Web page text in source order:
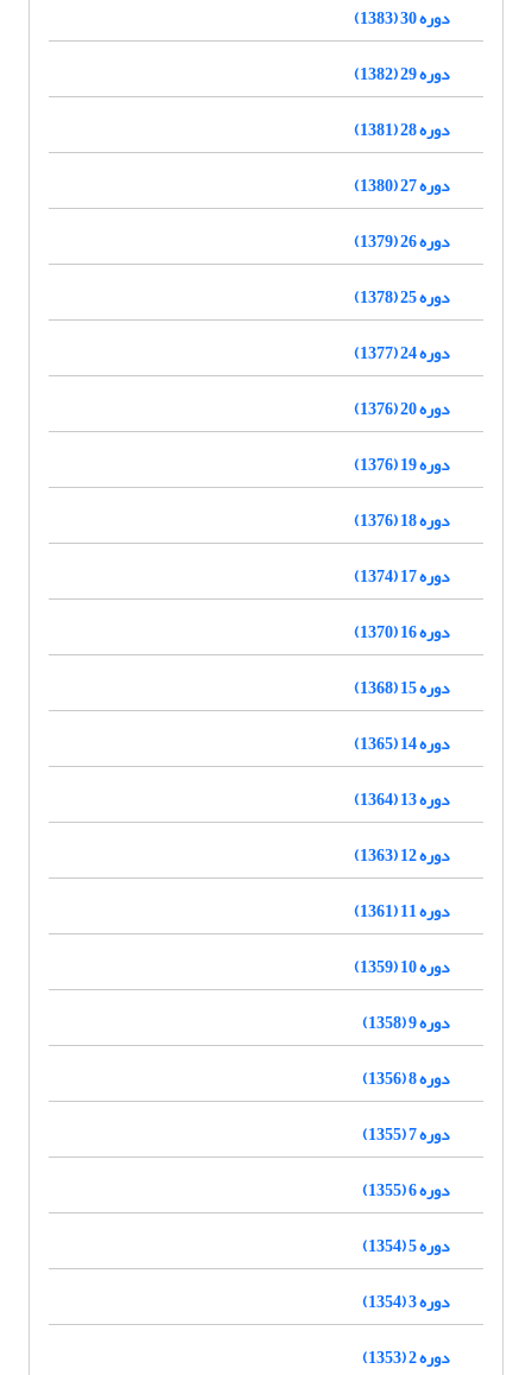
دوره 30 (1383)
دوره 29 (1382)
دوره 28 (1381)
دوره 27 (1380)
دوره 26 (1379)
دوره 25 (1378)
دوره 24 (1377)
دوره 20 (1376)
دوره 19 (1376)
دوره 18 (1376)
دوره 17 (1374)
دوره 16 (1370)
دوره 15 (1368)
دوره 14 (1365)
دوره 13 (1364)
دوره 12 (1363)
دوره 11 (1361)
دوره 10 (1359)
دوره 9 (1358)
دوره 8 (1356)
دوره 7 (1355)
دوره 6 (1355)
دوره 5 (1354)
دوره 3 (1354)
دوره 2 (1353)